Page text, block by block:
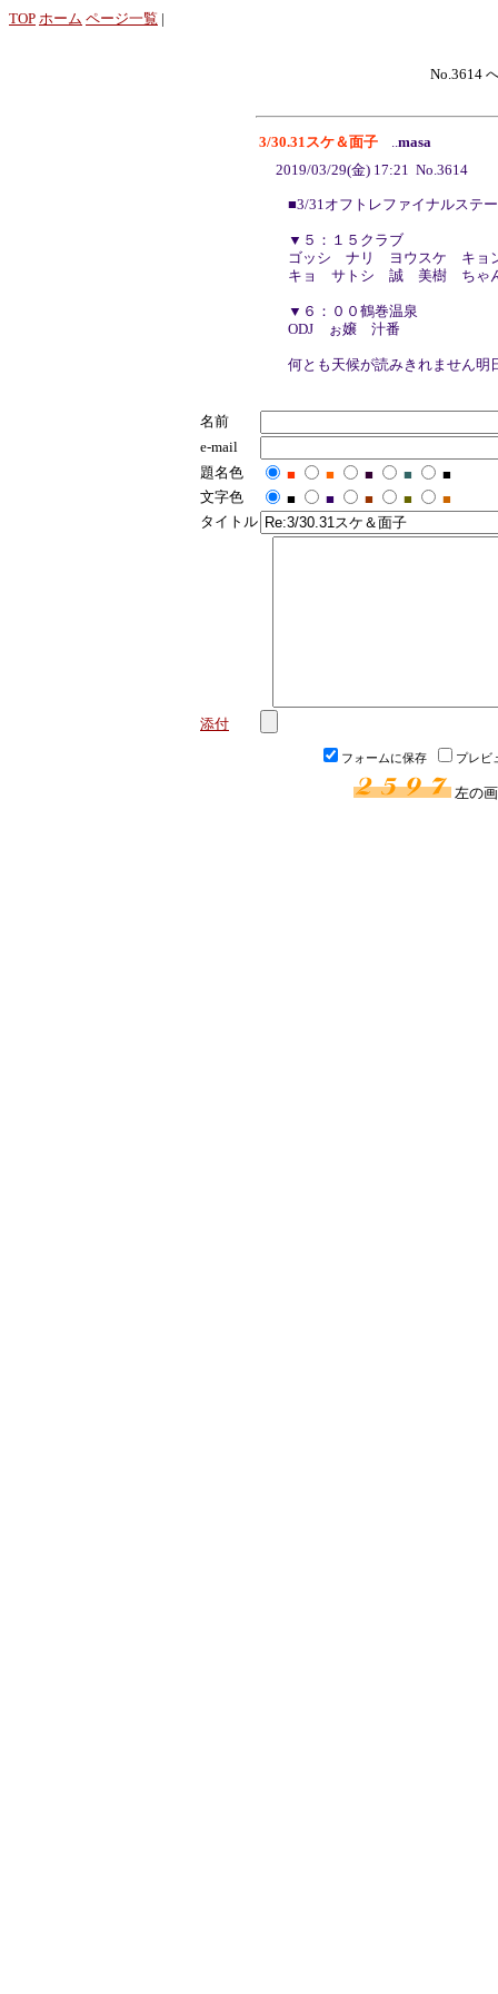
TOP ホーム ページ一覧 |
No.3614
3/30.31スケ＆面子 ..masa
2019/03/29(金) 17:21 No.3614
■3/31オフトレファイナルステ
▼５：１５クラブ
ゴッシ ナリ ヨウスケ キ
キョ サトシ 誠 美樹 ちゃ
▼６：００鶴巻温泉
ODJ ぉ嬢 汁番
何とも天候が読みきれません明
名前
e-mail
題名色
■ ■ ■ ■
■
文字色
■ ■ ■ ■
■
タイトル
添付
フォームに保存 プレビ
左の